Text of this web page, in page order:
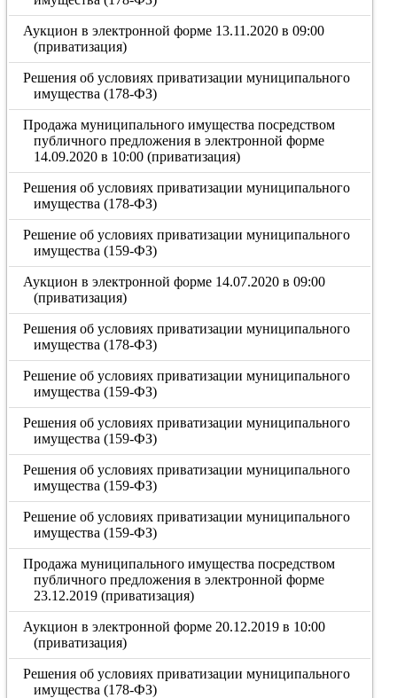
Аукцион в электронной форме 13.11.2020 в 09:00
(приватизация)
Решения об условиях приватизации муниципального
имущества (178-ФЗ)
Продажа муниципального имущества посредством
публичного предложения в электронной форме
14.09.2020 в 10:00 (приватизация)
Решения об условиях приватизации муниципального
имущества (178-ФЗ)
Решение об условиях приватизации муниципального
имущества (159-ФЗ)
Аукцион в электронной форме 14.07.2020 в 09:00
(приватизация)
Решения об условиях приватизации муниципального
имущества (178-ФЗ)
Решение об условиях приватизации муниципального
имущества (159-ФЗ)
Решения об условиях приватизации муниципального
имущества (159-ФЗ)
Решения об условиях приватизации муниципального
имущества (159-ФЗ)
Решение об условиях приватизации муниципального
имущества (159-ФЗ)
Продажа муниципального имущества посредством
публичного предложения в электронной форме
23.12.2019 (приватизация)
Аукцион в электронной форме 20.12.2019 в 10:00
(приватизация)
Решения об условиях приватизации муниципального
имущества (178-ФЗ)